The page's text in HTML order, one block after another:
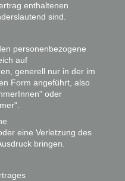
enthaltenen
sind.
personenbezogene
auf
generell nur in der im
Form angeführt, also
oder
eine Verletzung des
bringen.